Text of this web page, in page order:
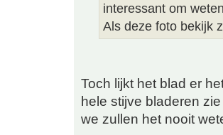
interessant om
Als deze foto bekijk
Toch lijkt het blad er
hele stijve bladeren
we zullen het nooit